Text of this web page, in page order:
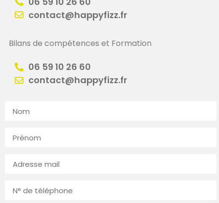
contact@happyfizz.fr
Bilans de compétences et Formation
06 59 10 26 60
contact@happyfizz.fr